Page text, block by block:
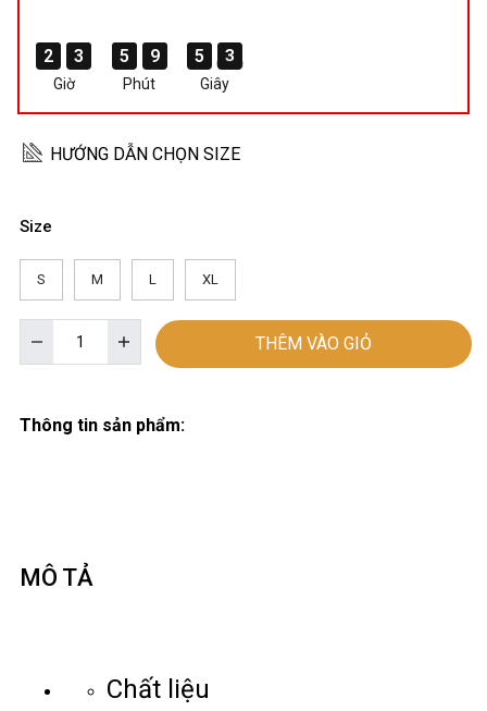
HƯỚNG DẪN CHỌN SIZE
S M L XL
THÊM VÀO GIỎ
Thông tin sản phẩm:
2
2
2
2 3
3
3
3 5
5
5
5 9
9
9
9 5
5
5
5 3
3
3
3
Giờ Phút Giây
Size
MÔ TẢ
Chất liệu